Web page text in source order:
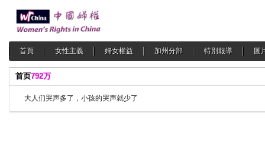
首頁 女性主義 婦女權益 加州分部 特別報導 圖
首页792万
大人们哭声多了，小孩的哭声就少了